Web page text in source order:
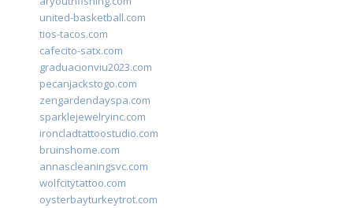
united-basketball.com
tios-tacos.com
cafecito-satx.com
graduacionviu2023.com
pecanjackstogo.com
zengardendayspa.com
sparklejewelryinc.com
ironcladtattoostudio.com
bruinshome.com
annascleaningsvc.com
wolfcitytattoo.com
oysterbayturkeytrot.com